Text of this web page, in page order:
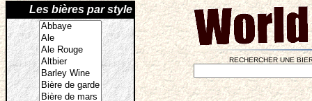
Les bières par style
RECHERCHER UNE